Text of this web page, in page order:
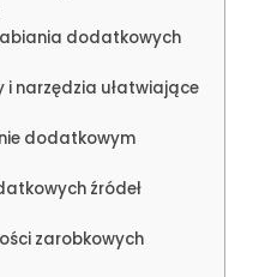
dodatkowych
narzędzia ułatwiające
dodatkowym
źródeł
zarobkowych